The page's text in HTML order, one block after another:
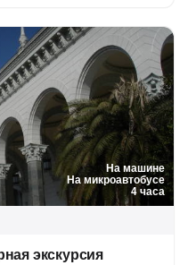
На машине
На микроавтобусе
4 часа
экскурсия